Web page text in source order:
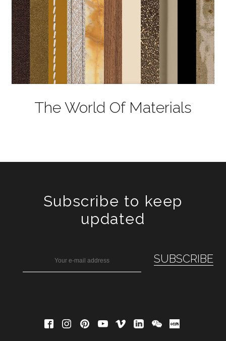
The World Of Materials
Subscribe to keep
updated